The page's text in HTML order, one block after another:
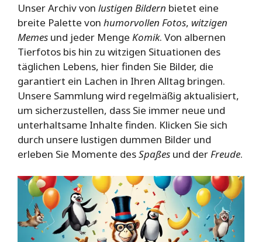
Unser Archiv von lustigen Bildern bietet eine
breite Palette von humorvollen Fotos, witzigen
Memes und jeder Menge Komik. Von albernen
Tierfotos bis hin zu witzigen Situationen des
täglichen Lebens, hier finden Sie Bilder, die
garantiert ein Lachen in Ihren Alltag bringen.
Unsere Sammlung wird regelmäßig aktualisiert,
um sicherzustellen, dass Sie immer neue und
unterhaltsame Inhalte finden. Klicken Sie sich
durch unsere lustigen dummen Bilder und
erleben Sie Momente desSpaßes und derFreude.